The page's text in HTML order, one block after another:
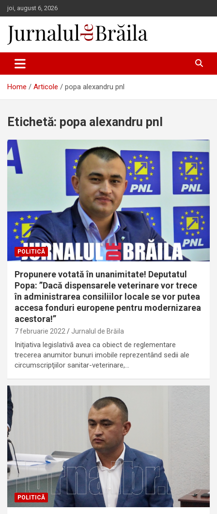
Skip
to
content
joi, august 6, 2026
Jurnalul de Brăila
Home Articole popa alexandru pnl
Etichetă: popa alexandru pnl
POLITICĂ
Propunere votată în unanimitate! Deputatul
Popa: ”Dacă dispensarele veterinare vor trece
în administrarea consiliilor locale se vor putea
accesa fonduri europene pentru modernizarea
acestora!”
7 februarie 2022 Jurnalul de Brăila
Iniţiativa legislativă avea ca obiect de reglementare
trecerea anumitor bunuri imobile reprezentând sedii ale
circumscripţiilor sanitar-veterinare,…
POLITICĂ